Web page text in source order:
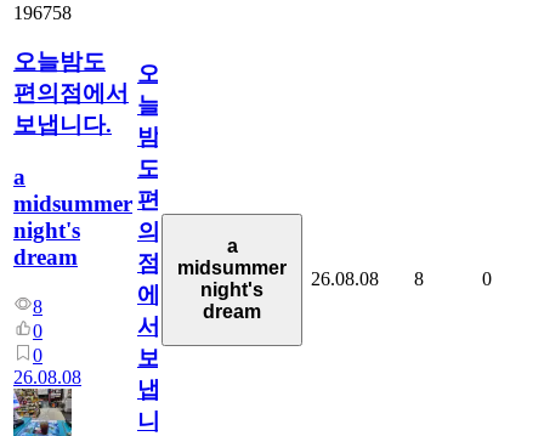
196758
오늘밤도
편의점에서
보냅니다.
a
midsummer
night's
dream
8
0
0
26.08.08
오
늘
밤
도
편
의
점
에
서
보
냅
니
a
midsummer
night's
dream
26.08.08 8 0